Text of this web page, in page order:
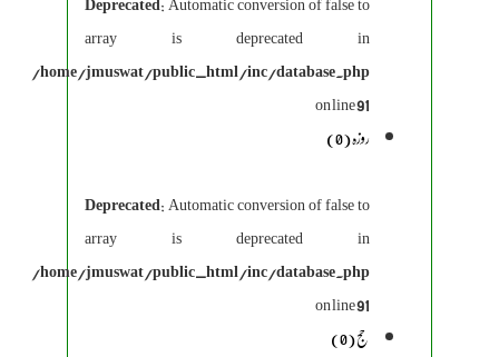
array is deprecated in
/home/jmuswat/public_html/inc/database.php
on line91
روزہ (0)
Deprecated: Automatic conversion of false to
array is deprecated in
/home/jmuswat/public_html/inc/database.php
on line91
حج (0)